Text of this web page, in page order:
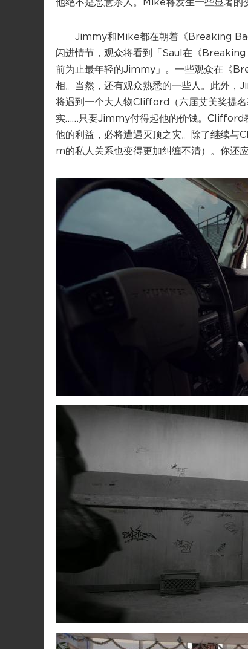
他绝不是恶意杀人。Mike将发生一些显著的
Jimmy和Mike都在朝着《Breaking Bad
闪进情节，观众将看到「Saul在《
前为止最年轻的Jimmy」。一些观众在《
相。当然，还有观众熟悉的一些人。此外，
将遇到一个大人物Clifford（六届艾美奖提
实……只要Jimmy付得起他的价钱。Clifford
他的利益，必将遭遇灭顶之灾。除了继续
m的私人关系也变得更加纠缠不清）。你